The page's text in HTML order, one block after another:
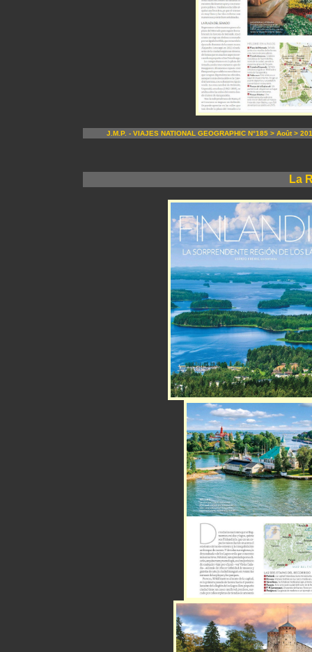
J.M.P. - VIAJES NATIONAL GEOGRAPHIC N°185 > Août >
La